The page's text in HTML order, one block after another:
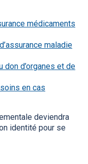
médicaments
maladie
don d’organes et de
en cas
deviendra
identité pour se